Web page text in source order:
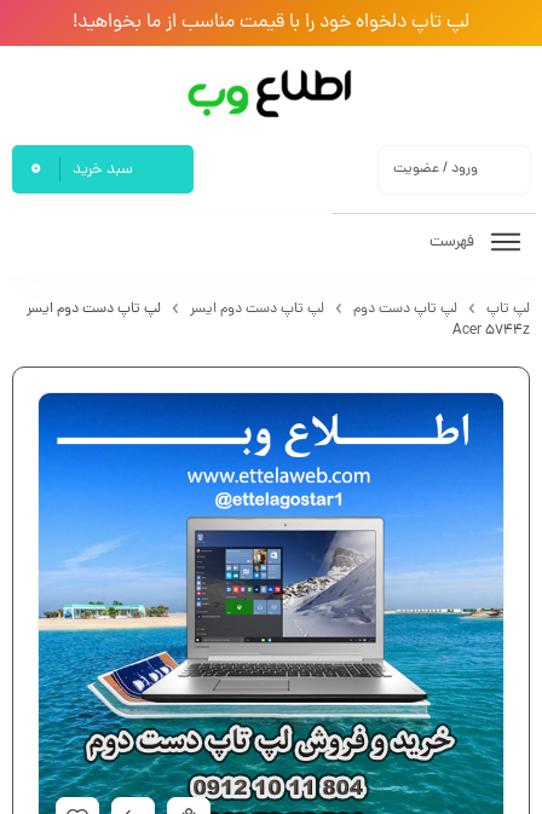
لپ تاپ دلخواه خود را با قیمت مناسب از ما بخواهید!
ورود / عضویت سبد خرید 0
فهرست
لپ تاپ لپ تاپ دست دوم لپ تاپ دست دوم ایسر
لپ تاپ دست دوم ایسر
Acer 5744z